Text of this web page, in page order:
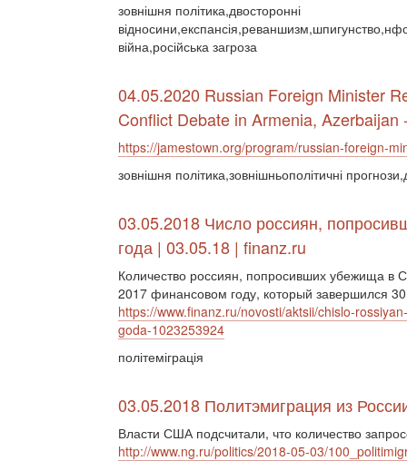
зовнішня політика,двосторонні
війна,російська загроза
04.05.2020 Russian Foreign Minister
Conflict Debate in Armenia, Azerbaijan
https://jamestown.org/program/russian-foreign-
зовнішня політика,зовнішньополітичні
03.05.2018 Число россиян,
года | 03.05.18 | finanz.ru
Количество россиян, попросивших убежища в
2017 финансовом году, который завершился
https://www.finanz.ru/novosti/aktsii/chislo-
goda-1023253924
політеміграція
03.05.2018 Политэмиграция из
Власти США подсчитали, что количество
http://www.ng.ru/politics/2018-05-03/